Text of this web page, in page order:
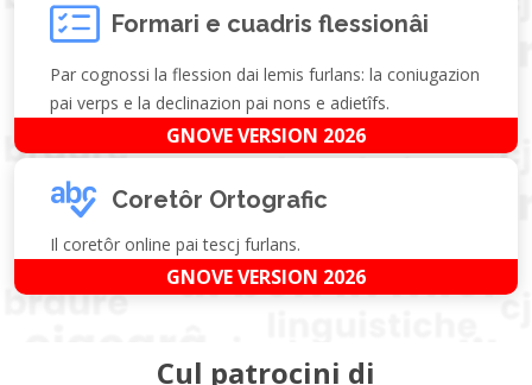
Formari e cuadris flessionâi
Par cognossi la flession dai lemis furlans: la coniugazion
pai verps e la declinazion pai nons e adietîfs.
GNOVE VERSION 2026
Coretôr Ortografic
Il coretôr online pai tescj furlans.
GNOVE VERSION 2026
Cul patrocini di